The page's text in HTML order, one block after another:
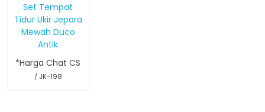
Set Tempat
Tidur Ukir Jepara
Mewah Duco
Antik
*Harga Chat CS
/ JK-198